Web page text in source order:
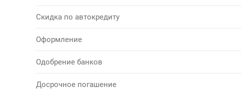
Скидка по автокредиту
Оформление
Одобрение банков
Досрочное погашение